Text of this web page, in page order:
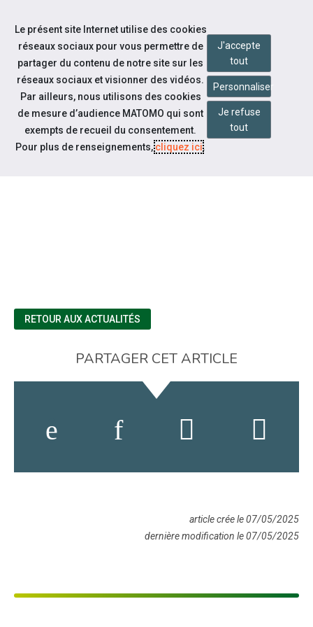
Aller au contenu
Notre actualité
LE FESTIVAL DE L'ÉGALITÉ DES
RETOUR AUX ACTUALITÉS
PARTAGER CET ARTICLE
article crée le 07/05/2025
dernière modification le 07/05/2025
Le présent site Internet utilise des cookies
réseaux sociaux pour vous permettre de
partager du contenu de notre site sur les
réseaux sociaux et visionner des vidéos.
Par ailleurs, nous utilisons des cookies
de mesure d’audience MATOMO qui sont
exempts de recueil du consentement.
Pour plus de renseignements,cliquez ici.
J'accepte
tout
Personnaliser
Je refuse
tout